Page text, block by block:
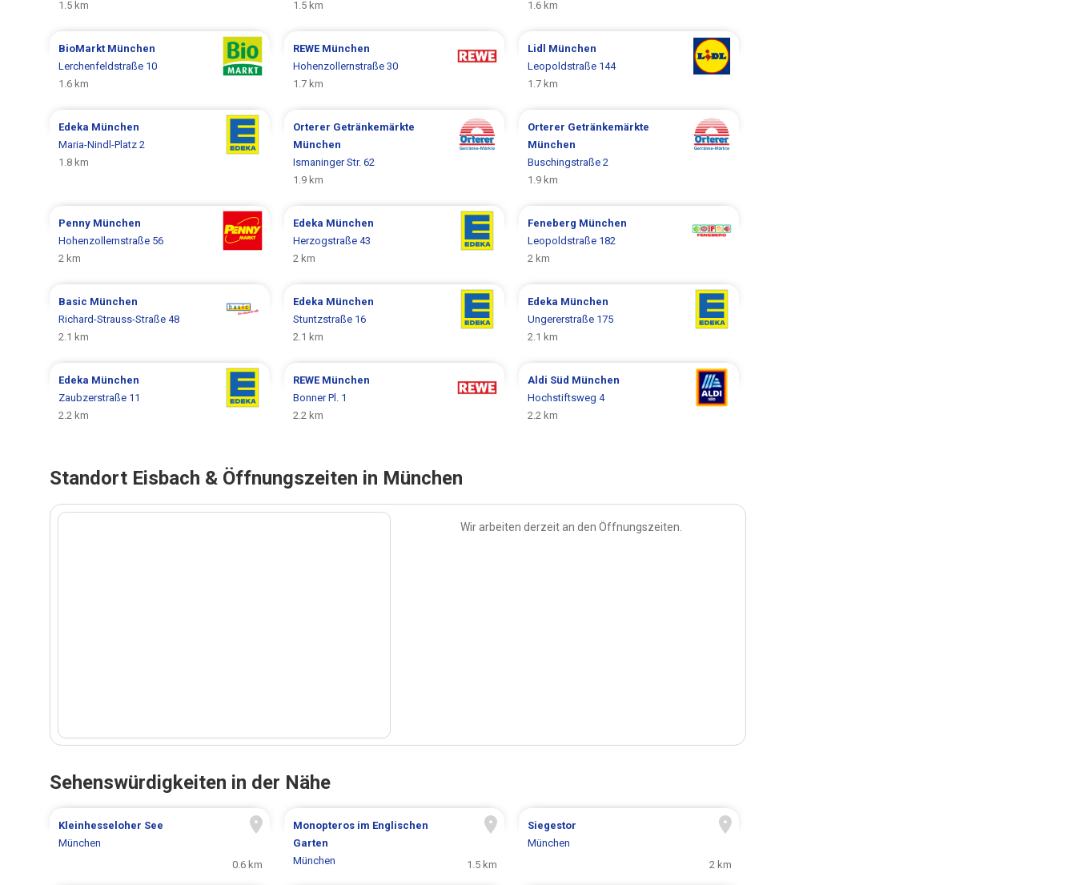
1.5 km 1.5 km 1.6 km
BioMarkt München
Lerchenfeldstraße 10
1.6 km
REWE München
Hohenzollernstraße 30
1.7 km
Lidl München
Leopoldstraße 144
1.7 km
Edeka München
Maria-Nindl-Platz 2
1.8 km
Orterer Getränkemärkte
München
Ismaninger Str. 62
1.9 km
Orterer Getränkemärkte
München
Buschingstraße 2
1.9 km
Penny München
Hohenzollernstraße 56
2 km
Edeka München
Herzogstraße 43
2 km
Feneberg München
Leopoldstraße 182
2 km
Basic München
Richard-Strauss-Straße 48
2.1 km
Edeka München
Stuntzstraße 16
2.1 km
Edeka München
Ungererstraße 175
2.1 km
Edeka München
Zaubzerstraße 11
2.2 km
REWE München
Bonner Pl. 1
2.2 km
Aldi Süd München
Hochstiftsweg 4
2.2 km
Standort Eisbach & Öffnungszeiten in München
Wir arbeiten derzeit an den Öffnungszeiten.
Sehenswürdigkeiten in der Nähe
Kleinhesseloher See
München
0.6 km
Monopteros im Englischen
Garten
München
1.5 km
Siegestor
München
2 km